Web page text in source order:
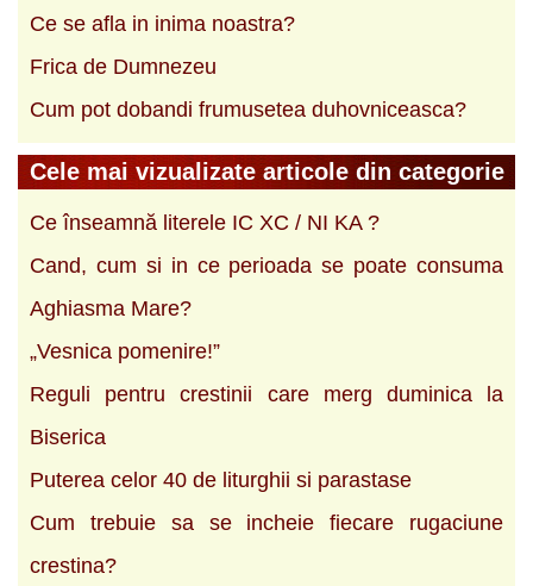
Ce se afla in inima noastra?
Frica de Dumnezeu
Cum pot dobandi frumusetea duhovniceasca?
Cele mai vizualizate articole din categorie
Ce înseamnă literele IC XC / NI KA ?
Cand, cum si in ce perioada se poate consuma
Aghiasma Mare?
„Vesnica pomenire!”
Reguli pentru crestinii care merg duminica la
Biserica
Puterea celor 40 de liturghii si parastase
Cum trebuie sa se incheie fiecare rugaciune
crestina?